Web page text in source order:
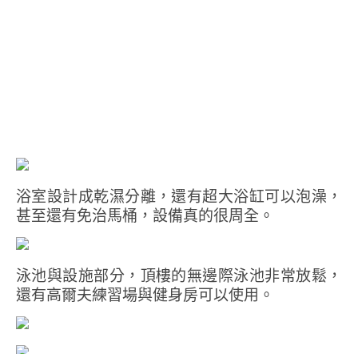
浴室設計成乾濕分離，還有超大浴缸可以泡澡，
甚至還有免治馬桶，設備真的很周全。
泳池與設施部分，頂樓的無邊際泳池非常放鬆，
還有高爾夫練習場與健身房可以使用。